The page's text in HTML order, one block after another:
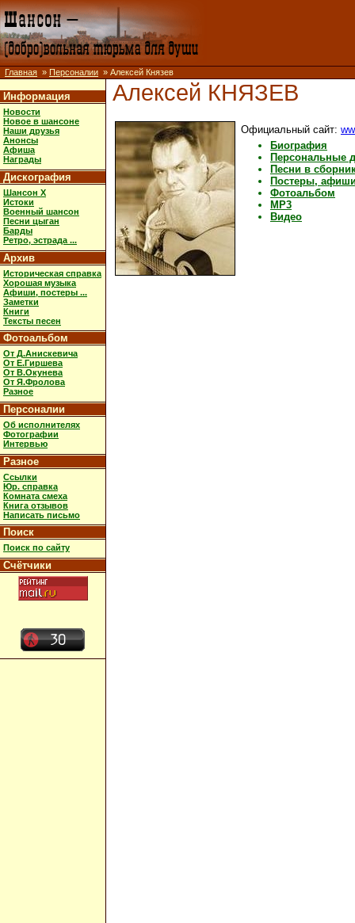
Главная » Персоналии » Алексей Князев
Информация
Новости
Новое в шансоне
Наши друзья
Анонсы
Афиша
Награды
Дискография
Шансон X
Истоки
Военный шансон
Песни цыган
Барды
Ретро, эстрада ...
Архив
Историческая справка
Хорошая музыка
Афиши, постеры ...
Заметки
Книги
Тексты песен
Фотоальбом
От Д.Анискевича
От Е.Гиршева
От В.Окунева
От Я.Фролова
Разное
Персоналии
Об исполнителях
Фотографии
Интервью
Разное
Ссылки
Юр. справка
Комната смеха
Книга отзывов
Написать письмо
Поиск
Поиск по сайту
Счётчики
Алексей КНЯЗЕВ
Официальный сайт:
Биография
Персональные
Песни в
Постеры,
Фотоальбом
MP3
Видео